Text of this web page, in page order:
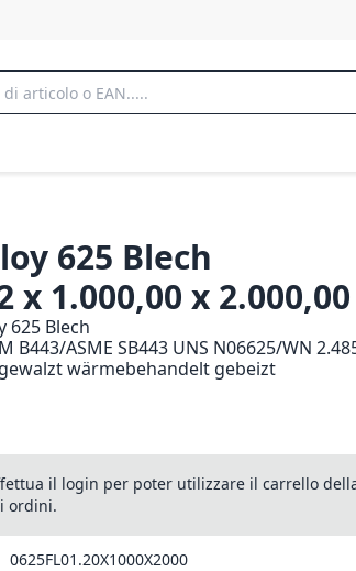
625 Blech
x 1.000,00 x
625 Blech
B443/ASME SB443 UNS N06625/WN
wärmebehandelt gebeizt
il login per poter utilizzare il carrello
ordini.
0625FL01.20X1000X2000